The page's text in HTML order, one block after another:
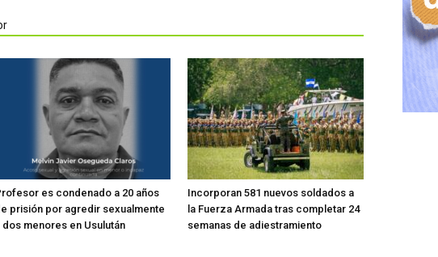
es condenado a 20 años
prisión por agredir sexualmente
dos menores en Usulután
Incorporan 581 nuevos soldados a
la Fuerza Armada tras completar 24
semanas de adiestramiento